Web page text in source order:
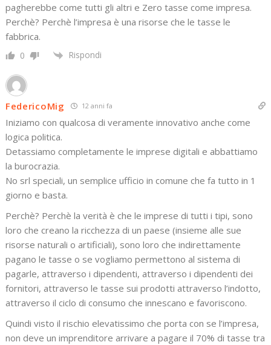
pagherebbe come tutti gli altri e Zero tasse come impresa.
Perchè? Perchè l’impresa è una risorse che le tasse le
fabbrica.
0 Rispondi
FedericoMig 12 anni fa
Iniziamo con qualcosa di veramente innovativo anche come
logica politica.
Detassiamo completamente le imprese digitali e abbattiamo
la burocrazia.
No srl speciali, un semplice ufficio in comune che fa tutto in 1
giorno e basta.
Perchè? Perchè la verità è che le imprese di tutti i tipi, sono
loro che creano la ricchezza di un paese (insieme alle sue
risorse naturali o artificiali), sono loro che indirettamente
pagano le tasse o se vogliamo permettono al sistema di
pagarle, attraverso i dipendenti, attraverso i dipendenti dei
fornitori, attraverso le tasse sui prodotti attraverso l’indotto,
attraverso il ciclo di consumo che innescano e favoriscono.
Quindi visto il rischio elevatissimo che porta con se l’impresa,
non deve un imprenditore arrivare a pagare il 70% di tasse tra